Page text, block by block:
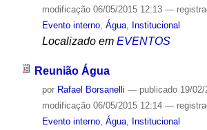
modificação06/05/2015 12:13 —
Evento interno, Água, Institucional
Localizado em EVENTOS
Reunião Água
por Rafael Borsanelli — publicado19/02/
modificação06/05/2015 12:14 —
Evento interno, Água, Institucional